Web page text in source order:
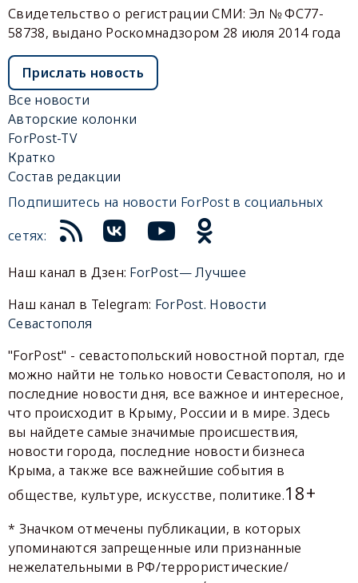
Свидетельство о регистрации СМИ: Эл № ФС77-
58738, выдано Роскомнадзором 28 июля 2014 года
Прислать новость
Все новости
Авторские колонки
ForPost-TV
Кратко
Состав редакции
Подпишитесь на новости ForPost в социальных
сетях:
Наш канал в Дзен: ForPost— Лучшее
Наш канал в Telegram: ForPost. Новости
Севастополя
"ForPost" - севастопольский новостной портал, где
можно найти не только новости Севастополя, но и
последние новости дня, все важное и интересное,
что происходит в Крыму, России и в мире. Здесь
вы найдете самые значимые происшествия,
новости города, последние новости бизнеса
Крыма, а также все важнейшие события в
обществе, культуре, искусстве, политике.18+
* Значком отмечены публикации, в которых
упоминаются запрещенные или признанные
нежелательными в РФ/террористические/